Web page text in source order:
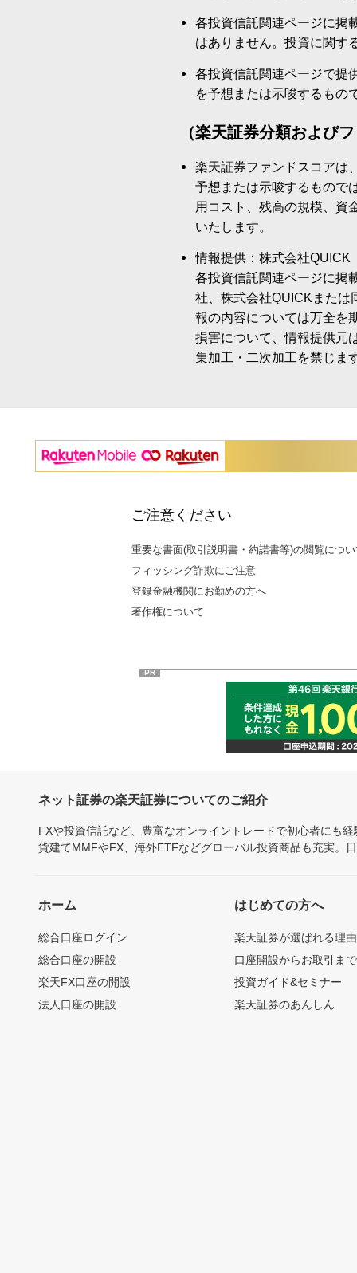
各投資信託関連ページに掲
はありません。投資に関す
各投資信託関連ページで提
を予想または示唆するもの
（楽天証券分類および
楽天証券ファンドスコアは
予想または示唆するもので
用コスト、残高の規模、資
いたします。
情報提供：株式会社QUICK
各投資信託関連ページに掲
社、株式会社QUICKまたは
報の内容については万全を
損害について、情報提供元
集加工・二次加工を禁じま
ご注意ください
重要な書面(取引説明書・約諾書等)の閲覧につ
フィッシング詐欺にご注意
登録金融機関にお勤めの方へ
著作権について
PR
ネット証券の楽天証券についてのご紹介
FXや投資信託など、豊富なオンライントレードで初心者にも
貨建てMMFやFX、海外ETFなどグローバル投資商品も充実。
ホーム
総合口座ログイン
総合口座の開設
楽天FX口座の開設
法人口座の開設
はじめての方へ
楽天証券が選ばれる理由
口座開設からお取引ま
投資ガイド&セミナー
楽天証券のあんしん